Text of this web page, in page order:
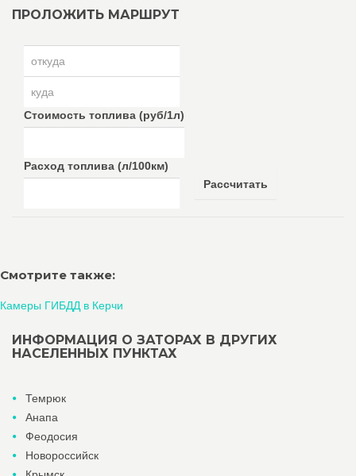
ПРОЛОЖИТЬ МАРШРУТ
Стоимость топлива (руб/1л)
Расход топлива (л/100км)
Рассчитать
Смотрите также:
Камеры ГИБДД в Керчи
ИНФОРМАЦИЯ О ЗАТОРАХ В ДРУГИХ
НАСЕЛЕННЫХ ПУНКТАХ
Темрюк
Анапа
Феодосия
Новороссийск